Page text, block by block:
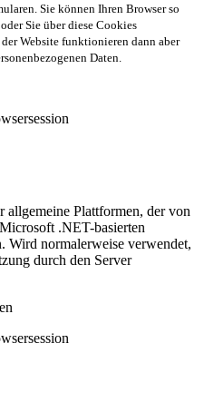
Sie können Ihren Browser so
Sie über diese Cookies
Website funktionieren dann aber
Daten.
allgemeine Plattformen, der von
.NET-basierten
Wird normalerweise verwendet,
durch den Server